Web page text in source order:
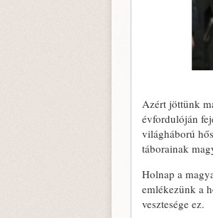
Azért jöttünk
évfordulóján
világháború
táborainak
Holnap a
emlékezünk a
vesztesége ez.